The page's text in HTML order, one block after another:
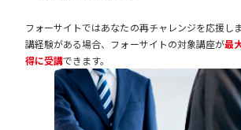
フォーサイトではあなたの再チャレンジを応援し
講経験がある場合、フォーサイトの対象講座が最
得に受講できます。